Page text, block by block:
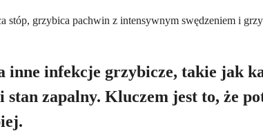
stóp, grzybica pachwin z intensywnym swędzeniem i
inne infekcje grzybicze, takie jak
stan zapalny. Kluczem jest to, że